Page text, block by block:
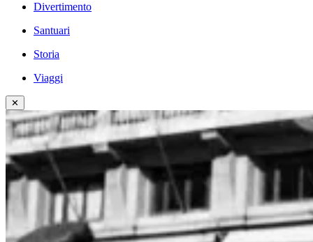
Divertimento
Santuari
Storia
Viaggi
✕